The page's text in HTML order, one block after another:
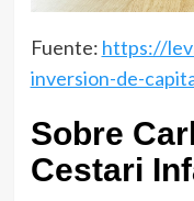
Fuente: https://
inversion-de-
Sobre
Cestari